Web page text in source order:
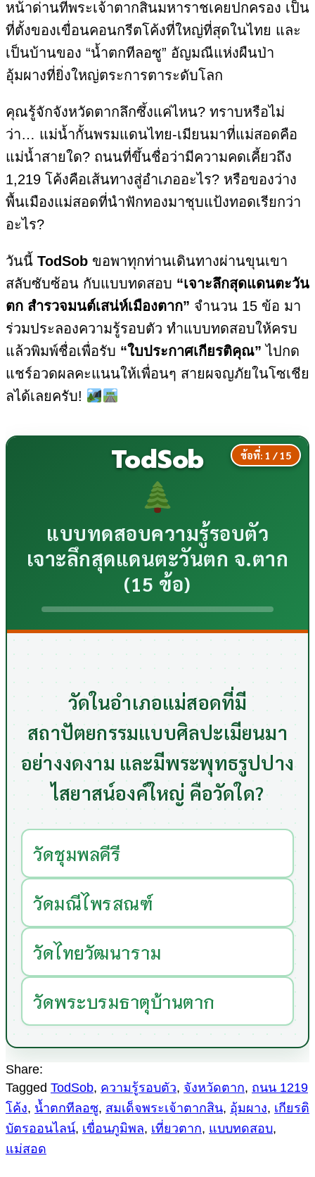
หน้าด่านที่พระเจ้าตากสินมหาราชเคยปกครอง เป็น
ที่ตั้งของเขื่อนคอนกรีตโค้งที่ใหญ่ที่สุดในไทย และ
เป็นบ้านของ “น้ำตกทีลอซู” อัญมณีแห่งผืนป่า
อุ้มผางที่ยิ่งใหญ่ตระการตาระดับโลก
คุณรู้จักจังหวัดตากลึกซึ้งแค่ไหน? ทราบหรือไม่
ว่า… แม่น้ำกั้นพรมแดนไทย-เมียนมาที่แม่สอดคือ
แม่น้ำสายใด? ถนนที่ขึ้นชื่อว่ามีความคดเคี้ยวถึง
1,219 โค้งคือเส้นทางสู่อำเภออะไร? หรือของว่าง
พื้นเมืองแม่สอดที่นำฟักทองมาชุบแป้งทอดเรียกว่า
อะไร?
วันนี้ TodSob ขอพาทุกท่านเดินทางผ่านขุนเขา
สลับซับซ้อน กับแบบทดสอบ “เจาะลึกสุดแดนตะวัน
ตก สำรวจมนต์เสน่ห์เมืองตาก” จำนวน 15 ข้อ มา
ร่วมประลองความรู้รอบตัว ทำแบบทดสอบให้ครบ
แล้วพิมพ์ชื่อเพื่อรับ “ใบประกาศเกียรติคุณ” ไปกด
แชร์อวดผลคะแนนให้เพื่อนๆ สายผจญภัยในโซเชีย
ลได้เลยครับ!
TodSob ข้อที่: 1 / 15
แบบทดสอบความรู้รอบตัว
เจาะลึกสุดแดนตะวันตก จ.ตาก
(15 ข้อ)
วัดในอำเภอแม่สอดที่มี
สถาปัตยกรรมแบบศิลปะเมียนมา
อย่างงดงาม และมีพระพุทธรูปปาง
ไสยาสน์องค์ใหญ่ คือวัดใด?
วัดชุมพลคีรี
วัดมณีไพรสณฑ์
วัดไทยวัฒนาราม
วัดพระบรมธาตุบ้านตาก
Share:
Tagged TodSob, ความรู้รอบตัว, จังหวัดตาก, ถนน 1219
โค้ง, น้ำตกทีลอซู, สมเด็จพระเจ้าตากสิน, อุ้มผาง, เกียรติ
บัตรออนไลน์, เขื่อนภูมิพล, เที่ยวตาก, แบบทดสอบ,
แม่สอด